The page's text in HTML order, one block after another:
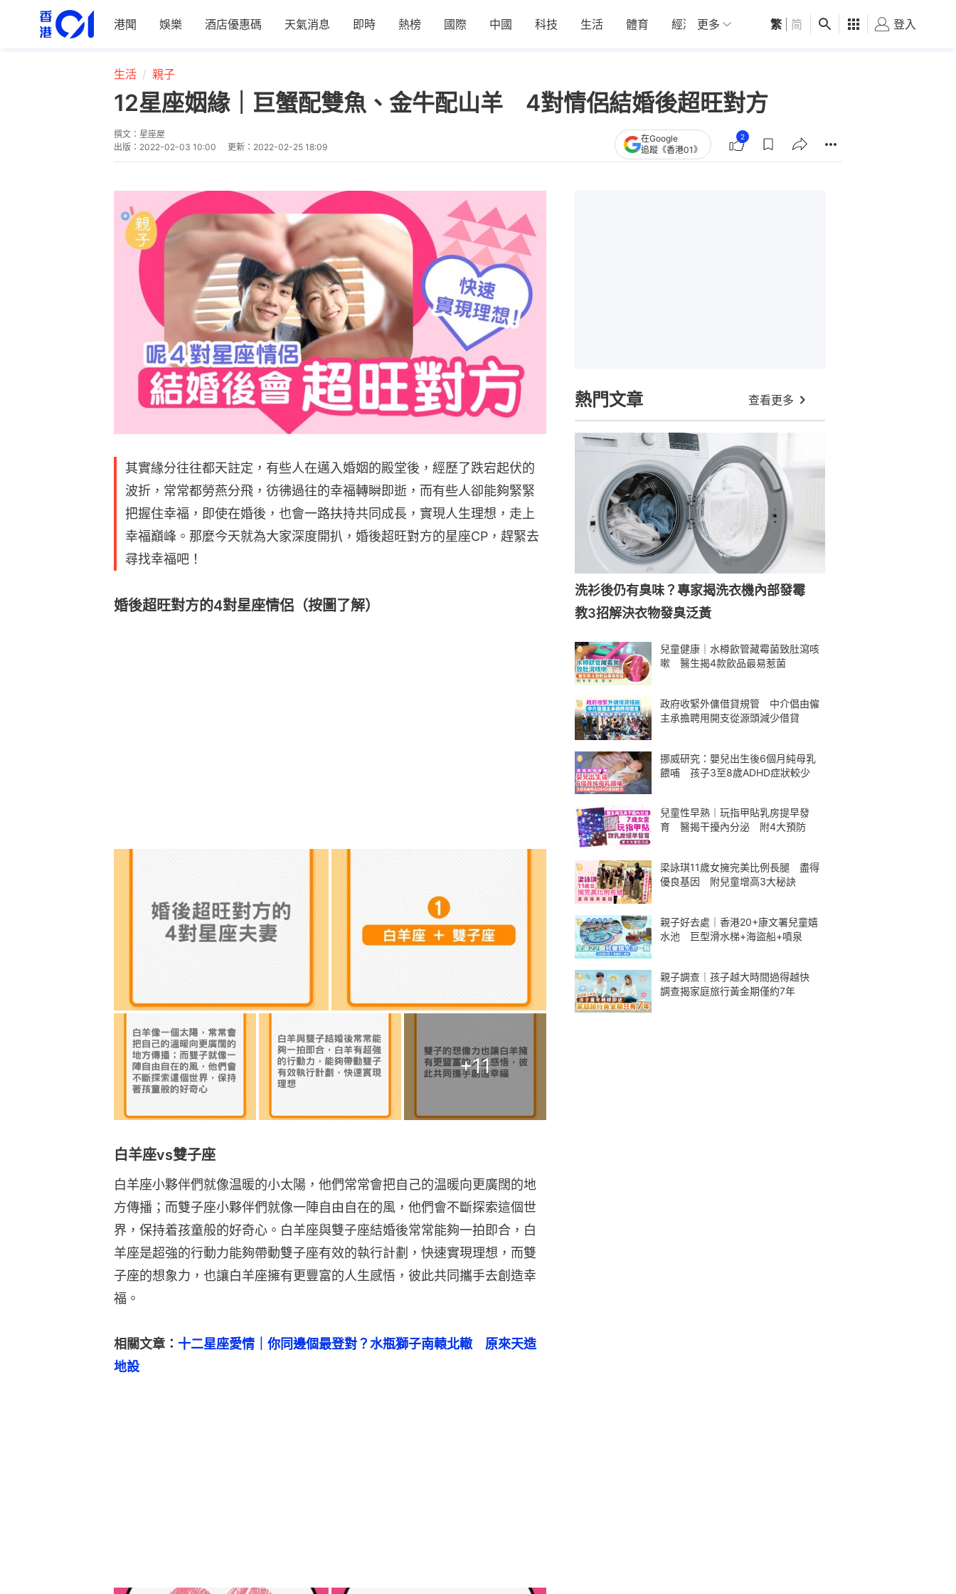
港聞 娛樂 酒店優惠碼 天氣消息 即時 熱榜 國際 中國 科技 生活 體育 經濟 01深圳 觀點 健康 好食玩飛
更多 繁 简 登入
生活 親子
12星座姻緣｜巨蟹配雙魚、金牛配山羊 4對情侶結婚後超旺對方
撰文： 星座屋
出版： 2022-02-03 10:00 更新： 2022-02-25 18:09
在Google
追蹤《香港01》
2
其實緣分往往都天註定，有些人在邁入婚姻的殿堂後，經歷了跌宕起伏的
波折，常常都勞燕分飛，彷彿過往的幸福轉瞬即逝，而有些人卻能夠緊緊
把握住幸福，即使在婚後，也會一路扶持共同成長，實現人生理想，走上
幸福巔峰。那麼今天就為大家深度開扒，婚後超旺對方的星座CP，趕緊去
尋找幸福吧！
婚後超旺對方的4對星座情侶（按圖了解）
+11
白羊座vs雙子座
白羊座小夥伴們就像温暖的小太陽，他們常常會把自己的温暖向更廣闊的地
方傳播；而雙子座小夥伴們就像一陣自由自在的風，他們會不斷探索這個世
界，保持着孩童般的好奇心。白羊座與雙子座結婚後常常能夠一拍即合，白
羊座是超強的行動力能夠帶動雙子座有效的執行計劃，快速實現理想，而雙
子座的想象力，也讓白羊座擁有更豐富的人生感悟，彼此共同攜手去創造幸
福。
相關文章： 十二星座愛情｜你同邊個最登對？水瓶獅子南轅北轍　原來天造
地設
熱門文章 查看更多
洗衫後仍有臭味？專家揭洗衣機內部發霉
教3招解決衣物發臭泛黃
兒童健康｜水樽飲管藏霉菌致肚瀉咳
嗽 醫生揭4款飲品最易惹菌
政府收緊外傭借貸規管 中介倡由僱
主承擔聘用開支從源頭減少借貸
挪威研究：嬰兒出生後6個月純母乳
餵哺 孩子3至8歲ADHD症狀較少
兒童性早熟｜玩指甲貼乳房提早發
育 醫揭干擾內分泌 附4大預防
梁詠琪11歲女擁完美比例長腿 盡得
優良基因 附兒童增高3大秘訣
親子好去處｜香港20+康文署兒童嬉
水池 巨型滑水梯+海盜船+噴泉
親子調查｜孩子越大時間過得越快
調查揭家庭旅行黃金期僅約7年